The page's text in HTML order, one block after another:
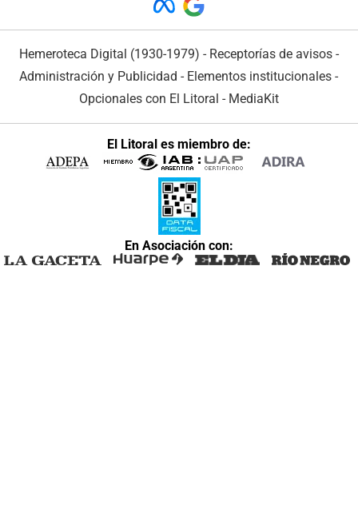
Hemeroteca Digital (1930-1979) - Receptorías de avisos -
Administración y Publicidad - Elementos institucionales -
Opcionales con El Litoral - MediaKit
El Litoral es miembro de:
En Asociación con: